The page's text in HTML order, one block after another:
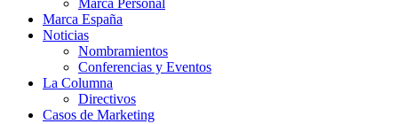
Marca Personal
Marca España
Noticias
Nombramientos
Conferencias y Eventos
La Columna
Directivos
Casos de Marketing